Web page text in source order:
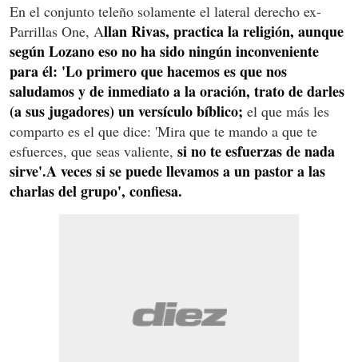
En el conjunto teleño solamente el lateral derecho ex-
Parrillas One, Allan Rivas, practica la religión, aunque
según Lozano eso no ha sido ningún inconveniente
para él: 'Lo primero que hacemos es que nos
saludamos y de inmediato a la oración, trato de darles
(a sus jugadores) un versículo bíblico; el que más les
comparto es el que dice: 'Mira que te mando a que te
esfuerces, que seas valiente, si no te esfuerzas de nada
sirve'.A veces si se puede llevamos a un pastor a las
charlas del grupo', confiesa.